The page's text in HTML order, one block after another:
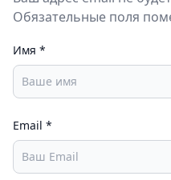
Обязательные поля
Имя *
Email *